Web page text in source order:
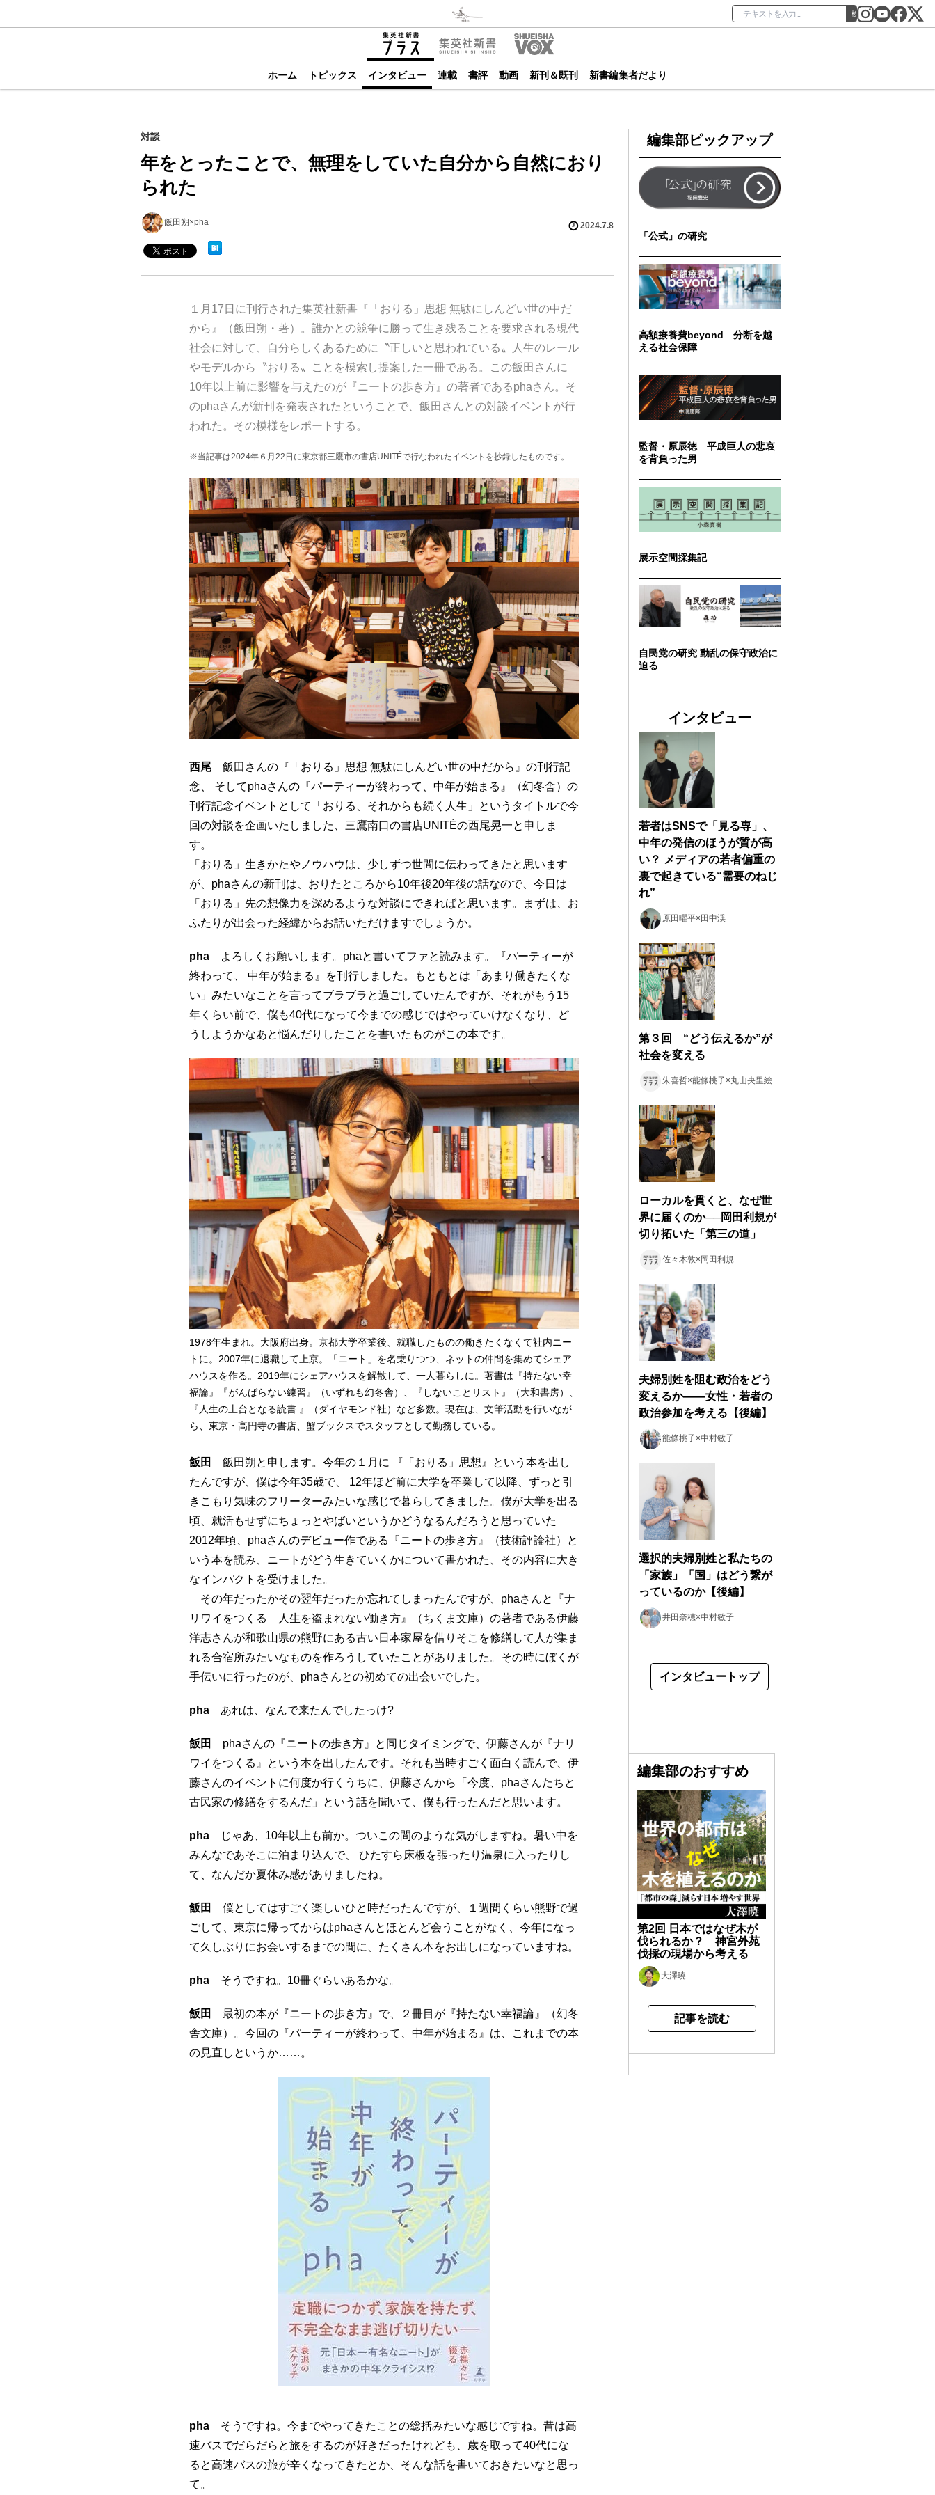
検索
ホーム トピックス インタビュー 連載 書評 動画 新刊＆既刊 新書編集者だより
対談
年をとったことで、無理をしていた自分から自然におり
られた
飯田朔×pha 2024.7.8
１月17日に刊行された集英社新書『「おりる」思想 無駄にしんどい世の中だ
から』（飯田朔・著）。誰かとの競争に勝って生き残ることを要求される現代
社会に対して、自分らしくあるために〝正しいと思われている〟人生のレール
やモデルから〝おりる〟ことを模索し提案した一冊である。この飯田さんに
10年以上前に影響を与えたのが『ニートの歩き方』の著者であるphaさん。そ
のphaさんが新刊を発表されたということで、飯田さんとの対談イベントが行
われた。その模様をレポートする。
※当記事は2024年６月22日に東京都三鷹市の書店UNITÉで行なわれたイベントを抄録したものです。
西尾 飯田さんの『「おりる」思想 無駄にしんどい世の中だから』の刊行記
念、 そしてphaさんの『パーティーが終わって、中年が始まる』（幻冬舎）の
刊行記念イベントとして「おりる、それからも続く人生」というタイトルで今
回の対談を企画いたしました、三鷹南口の書店UNITÉの西尾晃一と申しま
す。
「おりる」生きかたやノウハウは、少しずつ世間に伝わってきたと思います
が、phaさんの新刊は、おりたところから10年後20年後の話なので、今日は
「おりる」先の想像力を深めるような対談にできればと思います。まずは、お
ふたりが出会った経緯からお話いただけますでしょうか。
pha よろしくお願いします。phaと書いてファと読みます。『パーティーが
終わって、 中年が始まる』を刊行しました。もともとは「あまり働きたくな
い」みたいなことを言ってブラブラと過ごしていたんですが、それがもう15
年くらい前で、僕も40代になって今までの感じではやっていけなくなり、ど
うしようかなあと悩んだりしたことを書いたものがこの本です。
1978年生まれ。大阪府出身。京都大学卒業後、就職したものの働きたくなくて社内ニー
トに。2007年に退職して上京。「ニート」を名乗りつつ、ネットの仲間を集めてシェア
ハウスを作る。2019年にシェアハウスを解散して、一人暮らしに。著書は『持たない幸
福論』『がんばらない練習』（いずれも幻冬舎）、『しないことリスト』（大和書房）、
『人生の土台となる読書 』（ダイヤモンド社）など多数。現在は、文筆活動を行いなが
ら、東京・高円寺の書店、蟹ブックスでスタッフとして勤務している。
飯田
飯田朔と申します。今年の１月に 『「おりる」思想』という本を出し
たんですが、僕は今年35歳で、 12年ほど前に大学を卒業して以降、ずっと引
きこもり気味のフリーターみたいな感じで暮らしてきました。僕が大学を出る
頃、就活もせずにちょっとやばいというかどうなるんだろうと思っていた
2012年頃、phaさんのデビュー作である『ニートの歩き方』（技術評論社）と
いう本を読み、ニートがどう生きていくかについて書かれた、その内容に大き
なインパクトを受けました。
その年だったかその翌年だったか忘れてしまったんですが、phaさんと『ナ
リワイをつくる 人生を盗まれない働き方』（ちくま文庫）の著者である伊藤
洋志さんが和歌山県の熊野にある古い日本家屋を借りそこを修繕して人が集ま
れる合宿所みたいなものを作ろうしていたことがありました。その時にぼくが
手伝いに行ったのが、phaさんとの初めての出会いでした。
pha あれは、なんで来たんでしたっけ?
飯田
phaさんの『ニートの歩き方』と同じタイミングで、伊藤さんが『ナリ
ワイをつくる』という本を出したんです。それも当時すごく面白く読んで、伊
藤さんのイベントに何度か行くうちに、伊藤さんから「今度、phaさんたちと
古民家の修繕をするんだ」という話を聞いて、僕も行ったんだと思います。
pha じゃあ、10年以上も前か。ついこの間のような気がしますね。暑い中を
みんなであそこに泊まり込んで、 ひたすら床板を張ったり温泉に入ったりし
て、なんだか夏休み感がありましたね。
飯田
僕としてはすごく楽しいひと時だったんですが、１週間くらい熊野で過
ごして、東京に帰ってからはphaさんとほとんど会うことがなく、今年になっ
て久しぶりにお会いするまでの間に、たくさん本をお出しになっていますね。
pha そうですね。10冊ぐらいあるかな。
飯田
最初の本が『ニートの歩き方』で、２冊目が『持たない幸福論』（幻冬
舎文庫）。今回の『パーティーが終わって、中年が始まる』は、これまでの本
の見直しというか……。
pha そうですね。今までやってきたことの総括みたいな感じですね。昔は高
速バスでだらだらと旅をするのが好きだったけれども、歳を取って40代にな
ると高速バスの旅が辛くなってきたとか、そんな話を書いておきたいなと思っ
て。
編集部ピックアップ
「公式」の研究
高額療養費beyond 分断を越
える社会保障
監督・原辰徳 平成巨人の悲哀
を背負った男
展示空間採集記
自民党の研究 動乱の保守政治に
迫る
インタビュー
若者はSNSで「見る専」、
中年の発信のほうが質が高
い？ メディアの若者偏重の
裏で起きている“需要のねじ
れ”
原田曜平×田中渓
第３回 “どう伝えるか”が
社会を変える
朱喜哲×能條桃子×丸山央里絵
ローカルを貫くと、なぜ世
界に届くのか──岡田利規が
切り拓いた「第三の道」
佐々木敦×岡田利規
夫婦別姓を阻む政治をどう
変えるか――女性・若者の
政治参加を考える【後編】
能條桃子×中村敏子
選択的夫婦別姓と私たちの
「家族」「国」はどう繋が
っているのか【後編】
井田奈穂×中村敏子
インタビュートップ
編集部のおすすめ
第2回 日本ではなぜ木が
伐られるか？ 神宮外苑
伐採の現場から考える
大澤暁
記事を読む